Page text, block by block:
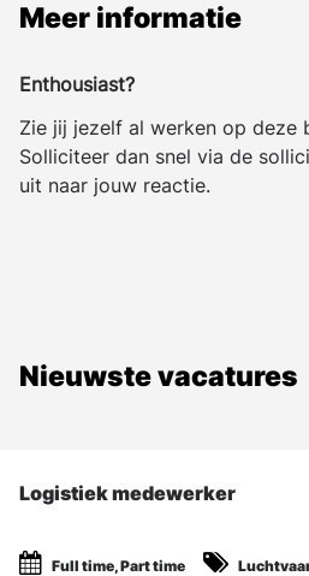
Meer informatie
Enthousiast?
Zie jij jezelf al werken op deze
Solliciteer dan snel via de
uit naar jouw reactie.
Nieuwste vacatures
Logistiek medewerker
Full time, Part time